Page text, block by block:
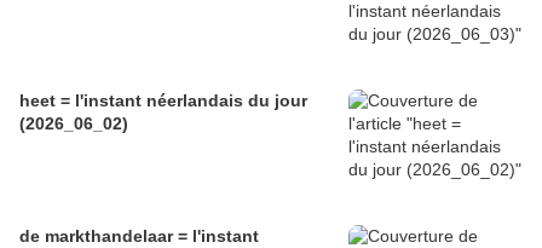
heet = l'instant néerlandais du jour
(2026_06_02)
de markthandelaar = l'instant